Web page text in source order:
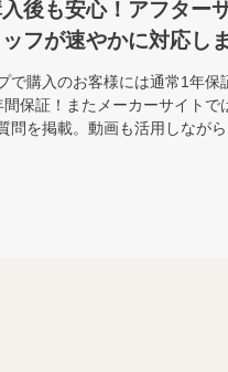
後も安心！アフター
フが速やかに対応しま
で購入のお客様には通常1年保
間保証！またメーカーサイトで
問を掲載。動画も活用しなが